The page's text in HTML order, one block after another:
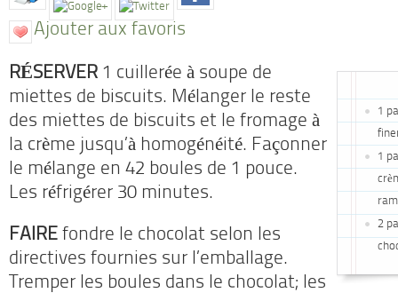
Ajouter aux favoris
1
1
2
RÉSERVER 1 cuillerée à soupe de
miettes de biscuits. Mélanger le reste
des miettes de biscuits et le fromage à
la crème jusqu’à homogénéité. Façonner
le mélange en 42 boules de 1 pouce.
Les réfrigérer 30 minutes.
FAIRE fondre le chocolat selon les
directives fournies sur l’emballage.
Tremper les boules dans le chocolat; les